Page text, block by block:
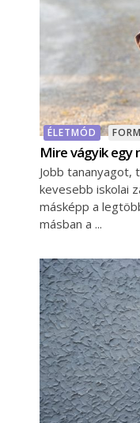
ÉLETMÓD
Mire vágyik egy
Jobb tananyagot,
kevesebb iskolai
másképp a
másban a